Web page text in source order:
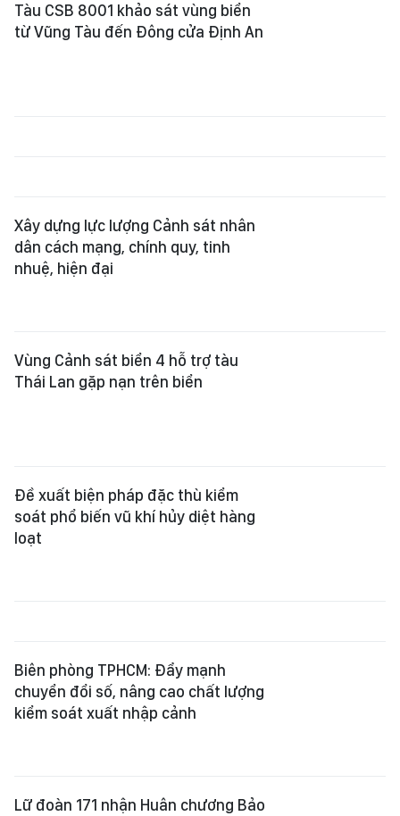
Tàu CSB 8001 khảo sát vùng biển
từ Vũng Tàu đến Đông cửa Định An
Xây dựng lực lượng Cảnh sát nhân
dân cách mạng, chính quy, tinh
nhuệ, hiện đại
Vùng Cảnh sát biển 4 hỗ trợ tàu
Thái Lan gặp nạn trên biển
Đề xuất biện pháp đặc thù kiểm
soát phổ biến vũ khí hủy diệt hàng
loạt
Biên phòng TPHCM: Đẩy mạnh
chuyển đổi số, nâng cao chất lượng
kiểm soát xuất nhập cảnh
Lữ đoàn 171 nhận Huân chương Bảo